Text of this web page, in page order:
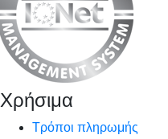
Χρήσιμα
Τρόποι πληρωμής